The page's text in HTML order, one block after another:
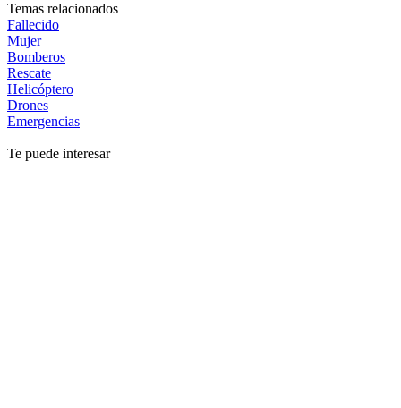
Temas relacionados
Fallecido
Mujer
Bomberos
Rescate
Helicóptero
Drones
Emergencias
Te puede interesar